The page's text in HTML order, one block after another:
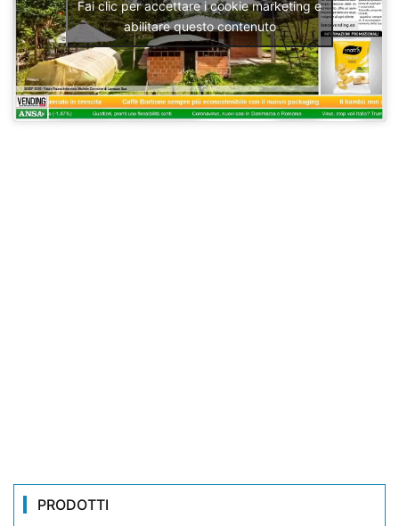
Fai clic per accettare i cookie marketing e
abilitare questo contenuto
PRODOTTI